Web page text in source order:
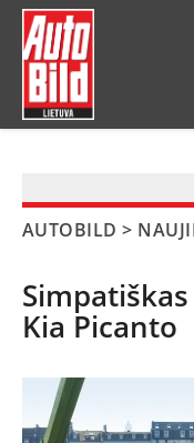
AUTOBILD >
Kia Picanto